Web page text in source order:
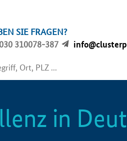
SIE FRAGEN?
310078-387
in